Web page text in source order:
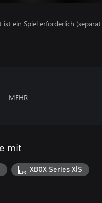
ist ein Spiel erforderlich
MEHR
mit
XBOX Series X|S